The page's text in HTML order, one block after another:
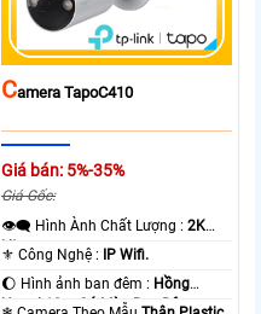
CAmera TapoC410
Giá bán: 5%-35%
Giá Gốc:
👁️‍🗨 Hình Ành Chất Lượng :2K
Lite .
⚜️ Công Nghệ : IP Wifi.
🌔 Hình ảnh ban đêm : Hồng
Ngoại 10m Có Màu Ban Ðêm.